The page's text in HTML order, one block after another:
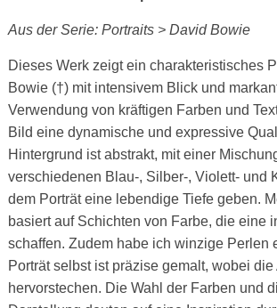
Aus der Serie: Portraits > David Bowie
Dieses Werk zeigt ein charakteristisches
Bowie (†) mit intensivem Blick und
Verwendung von kräftigen Farben und
Bild eine dynamische und expressive
Hintergrund ist abstrakt, mit einer
verschiedenen Blau-, Silber-, Violett- und
dem Porträt eine lebendige Tiefe geben.
basiert auf Schichten von Farbe, die eine
schaffen. Zudem habe ich winzige Perlen
Porträt selbst ist präzise gemalt, wobei
hervorstechen. Die Wahl der Farben und